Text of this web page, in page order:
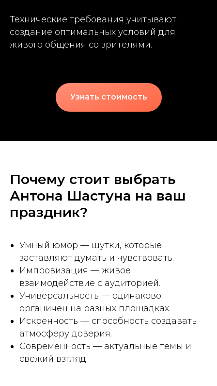
Технические требования учитывают
создание оптимальных условий для
живого общения со зрителями.
Узнать стоимость
Почему стоит выбрать
Антона Шастуна на ваш
праздник?
Умный юмор — шутки, которые
заставляют думать и чувствовать.
Импровизация — живое
взаимодействие с аудиторией.
Универсальность — одинаково
органичен на разных площадках.
Искренность — способность создавать
атмосферу доверия.
Современность — актуальные темы и
свежий взгляд.